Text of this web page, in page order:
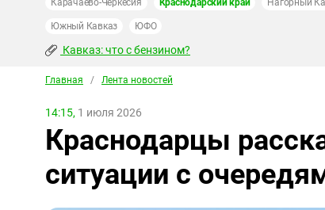
Карачаево-Черкесия Краснодарский край Нагорный
Южный Кавказ ЮФО
Кавказ: что с бензином?
Главная / Лента новостей
14:15, 1 июля 2026
Краснодарцы
ситуации с